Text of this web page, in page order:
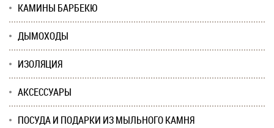
КАМИНЫ БАРБЕКЮ
ДЫМОХОДЫ
ИЗОЛЯЦИЯ
АКСЕССУАРЫ
ПОСУДА И ПОДАРКИ ИЗ МЫЛЬНОГО КАМНЯ